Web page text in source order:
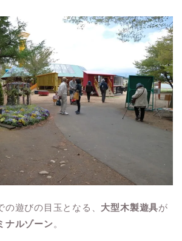
の遊びの目玉となる、 大型木製遊具が
ナルゾーン。